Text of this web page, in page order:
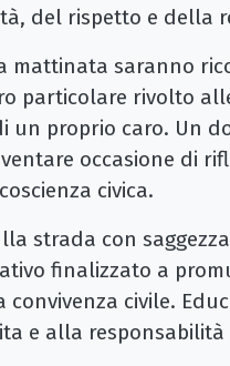
del rispetto e della
mattinata saranno
particolare rivolto
un proprio caro. Un
occasione di
civica.
strada con
finalizzato a
convivenza civile.
e alla responsabilità